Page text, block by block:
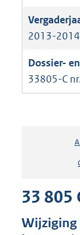
2013-2014
33805-C
33 805
Wijziging